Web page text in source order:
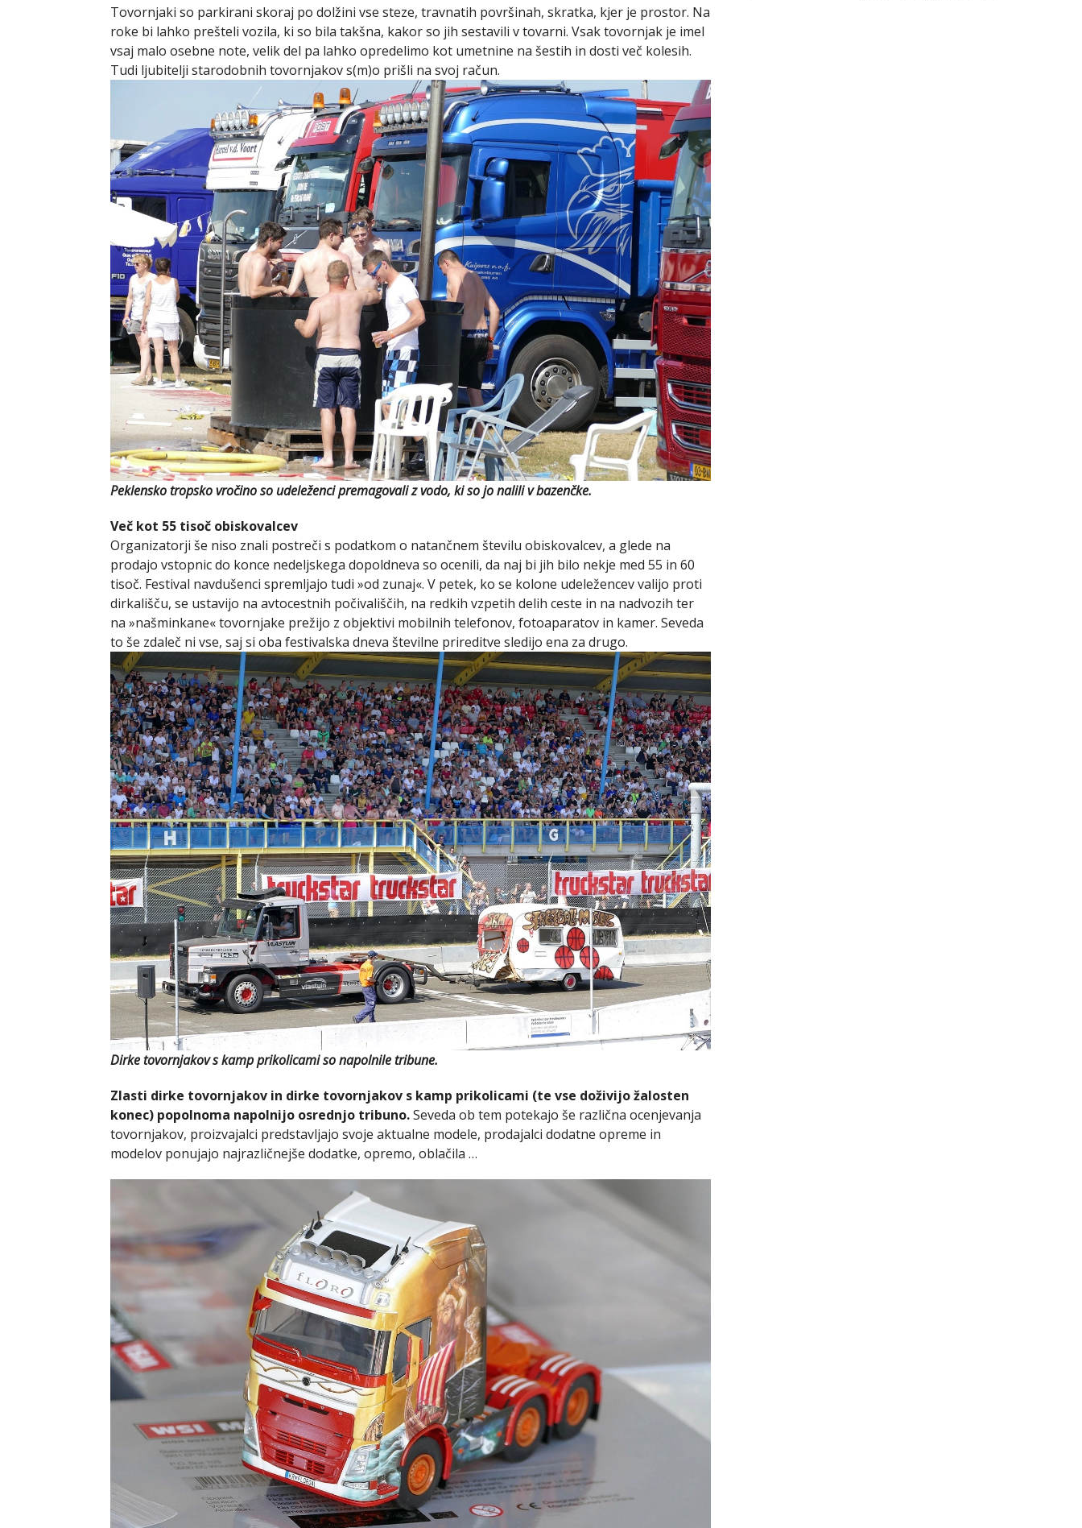
Tovornjaki so parkirani skoraj po dolžini vse steze, travnatih površinah, skratka, kjer je prostor. Na
roke bi lahko prešteli vozila, ki so bila takšna, kakor so jih sestavili v tovarni. Vsak tovornjak je imel
vsaj malo osebne note, velik del pa lahko opredelimo kot umetnine na šestih in dosti več kolesih.
Tudi ljubitelji starodobnih tovornjakov s(m)o prišli na svoj račun.
Peklensko tropsko vročino so udeleženci premagovali z vodo, ki so jo nalili v bazenčke.
Več kot 55 tisoč obiskovalcev
Organizatorji še niso znali postreči s podatkom o natančnem številu obiskovalcev, a glede na
prodajo vstopnic do konce nedeljskega dopoldneva so ocenili, da naj bi jih bilo nekje med 55 in 60
tisoč. Festival navdušenci spremljajo tudi »od zunaj«. V petek, ko se kolone udeležencev valijo proti
dirkališču, se ustavijo na avtocestnih počivališčih, na redkih vzpetih delih ceste in na nadvozih ter
na »našminkane« tovornjake prežijo z objektivi mobilnih telefonov, fotoaparatov in kamer. Seveda
to še zdaleč ni vse, saj si oba festivalska dneva številne prireditve sledijo ena za drugo.
Dirke tovornjakov s kamp prikolicami so napolnile tribune.
Zlasti dirke tovornjakov in dirke tovornjakov s kamp prikolicami (te vse doživijo žalosten
konec) popolnoma napolnijo osrednjo tribuno.Seveda ob tem potekajo še različna ocenjevanja
tovornjakov, proizvajalci predstavljajo svoje aktualne modele, prodajalci dodatne opreme in
modelov ponujajo najrazličnejše dodatke, opremo, oblačila …